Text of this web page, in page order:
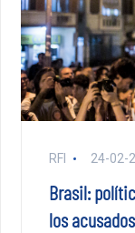
RFI 24-02-
Brasil:
los